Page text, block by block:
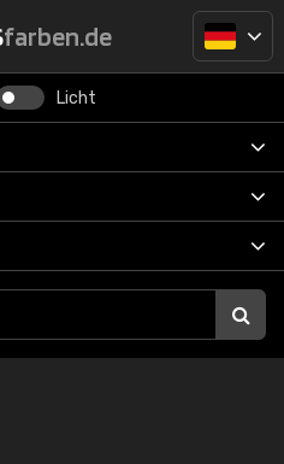
farben.de
Licht